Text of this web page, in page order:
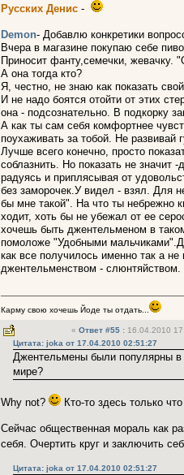
Русских Денис -
Demon- Добавлю конкретики
Вчера в магазине покупаю себе
Приносит фанту,семечки, жевачку.
А она тогда кто?
Я, честно, не знаю как показать
И не надо боятся отойти от этих
она - подсознательно. В подкорку
А как ты сам себя комфортнее
поухаживать за тобой. Не развивай
Лучше всего конечно, просто
соблазнить. Но показать не
радуясь и приплясывая от
без заморочек.У видел - взял. Для
бы мне такой". На что ты небрежно
ходит, хоть бы не убежал от ее
хочешь быть джентельменом в
помоложе "Удобными
как все получилось именно так а
джентельменством -
Карму свою хочешь Йоде ты отдать...
« Ответ #55 : 16.04.2010
Цитата: joka от 17.04.2010 02:51:27
Джентельмены были популярны в
мире?
Why not? Кто-то здесь только
Сейчас общественная мораль как
себя. Очертить круг и заключить
Цитата: joka от 17.04.2010 02:51:27